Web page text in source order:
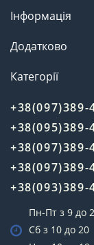
Інформація
Додатково
Категорії
+38(097)389-
+38(095)389-
+38(097)389-
+38(097)389-
+38(093)389-
Пн-Пт з 9 до
Сб з 10 до 20